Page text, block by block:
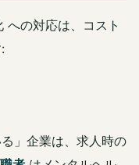
の対応は、コスト
」企業は、求人時の